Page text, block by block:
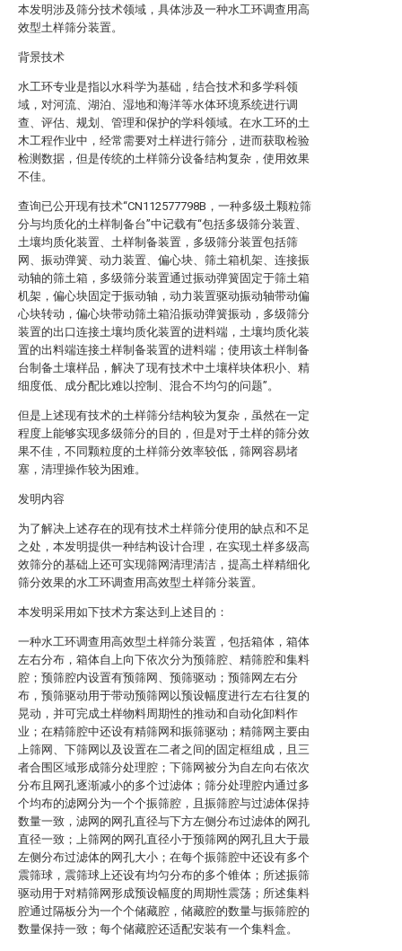
本发明涉及筛分技术领域，具体涉及一种水工环调查用高
效型土样筛分装置。
背景技术
水工环专业是指以水科学为基础，结合技术和多学科领
域，对河流、湖泊、湿地和海洋等水体环境系统进行调
查、评估、规划、管理和保护的学科领域。在水工环的土
木工程作业中，经常需要对土样进行筛分，进而获取检验
检测数据，但是传统的土样筛分设备结构复杂，使用效果
不佳。
查询已公开现有技术“CN112577798B，一种多级土颗粒筛
分与均质化的土样制备台”中记载有“包括多级筛分装置、
土壤均质化装置、土样制备装置，多级筛分装置包括筛
网、振动弹簧、动力装置、偏心块、筛土箱机架、连接振
动轴的筛土箱，多级筛分装置通过振动弹簧固定于筛土箱
机架，偏心块固定于振动轴，动力装置驱动振动轴带动偏
心块转动，偏心块带动筛土箱沿振动弹簧振动，多级筛分
装置的出口连接土壤均质化装置的进料端，土壤均质化装
置的出料端连接土样制备装置的进料端；使用该土样制备
台制备土壤样品，解决了现有技术中土壤样块体积小、精
细度低、成分配比难以控制、混合不均匀的问题”。
但是上述现有技术的土样筛分结构较为复杂，虽然在一定
程度上能够实现多级筛分的目的，但是对于土样的筛分效
果不佳，不同颗粒度的土样筛分效率较低，筛网容易堵
塞，清理操作较为困难。
发明内容
为了解决上述存在的现有技术土样筛分使用的缺点和不足
之处，本发明提供一种结构设计合理，在实现土样多级高
效筛分的基础上还可实现筛网清理清洁，提高土样精细化
筛分效果的水工环调查用高效型土样筛分装置。
本发明采用如下技术方案达到上述目的：
一种水工环调查用高效型土样筛分装置，包括箱体，箱体
左右分布，箱体自上向下依次分为预筛腔、精筛腔和集料
腔；预筛腔内设置有预筛网、预筛驱动；预筛网左右分
布，预筛驱动用于带动预筛网以预设幅度进行左右往复的
晃动，并可完成土样物料周期性的推动和自动化卸料作
业；在精筛腔中还设有精筛网和振筛驱动；精筛网主要由
上筛网、下筛网以及设置在二者之间的固定框组成，且三
者合围区域形成筛分处理腔；下筛网被分为自左向右依次
分布且网孔逐渐减小的多个过滤体；筛分处理腔内通过多
个均布的滤网分为一个个振筛腔，且振筛腔与过滤体保持
数量一致，滤网的网孔直径与下方左侧分布过滤体的网孔
直径一致；上筛网的网孔直径小于预筛网的网孔且大于最
左侧分布过滤体的网孔大小；在每个振筛腔中还设有多个
震筛球，震筛球上还设有均匀分布的多个锥体；所述振筛
驱动用于对精筛网形成预设幅度的周期性震荡；所述集料
腔通过隔板分为一个个储藏腔，储藏腔的数量与振筛腔的
数量保持一致；每个储藏腔还适配安装有一个集料盒。